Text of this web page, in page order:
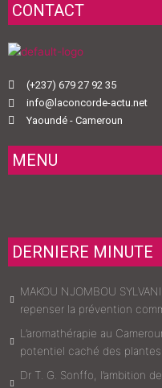
CONTACT
(+237) 679 27 92 35
info@laconcorde-actu.net
Yaoundé - Cameroun
MENU
DERNIERE MINUTE
MAKOU NJOMBOU
repenser la prévention
L’aromathérapie au
potentiel caché des
Dr T. G. Sonffo, l’ambition